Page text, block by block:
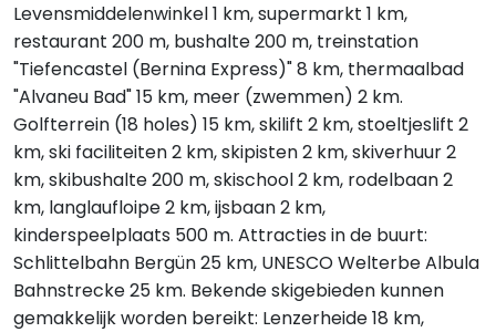
Levensmiddelenwinkel 1 km, supermarkt 1 km,
restaurant 200 m, bushalte 200 m, treinstation
"Tiefencastel (Bernina Express)" 8 km, thermaalbad
"Alvaneu Bad" 15 km, meer (zwemmen) 2 km.
Golfterrein (18 holes) 15 km, skilift 2 km, stoeltjeslift 2
km, ski faciliteiten 2 km, skipisten 2 km, skiverhuur 2
km, skibushalte 200 m, skischool 2 km, rodelbaan 2
km, langlaufloipe 2 km, ijsbaan 2 km,
kinderspeelplaats 500 m. Attracties in de buurt:
Schlittelbahn Bergün 25 km, UNESCO Welterbe Albula
Bahnstrecke 25 km. Bekende skigebieden kunnen
gemakkelijk worden bereikt: Lenzerheide 18 km,